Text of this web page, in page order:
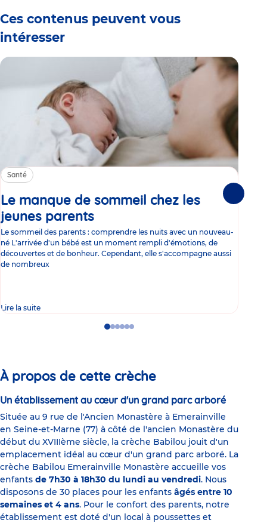
Ces contenus peuvent vous
intéresser
Santé
Le manque de sommeil chez les
jeunes parents
Le sommeil des parents : comprendre les nuits avec un nouveau-
né L'arrivée d'un bébé est un moment rempli d'émotions, de
découvertes et de bonheur. Cependant, elle s'accompagne aussi
de nombreux
Lire la suite
GoGoGoGo
GoGo
À propos de cette crèche
Un établissement au cœur d'un grand parc arboré
Située au 9 rue de l'Ancien Monastère à Emerainville
en Seine-et-Marne (77) à côté de l'ancien Monastère du
début du XVIIIème siècle, la crèche Babilou jouit d'un
emplacement idéal au cœur d'un grand parc arboré. La
crèche Babilou Emerainville Monastère accueille vos
enfants de 7h30 à 18h30 du lundi au vendredi. Nous
disposons de 30 places pour les enfants âgés entre 10
semaines et 4 ans. Pour le confort des parents, notre
établissement est doté d'un local à poussettes et